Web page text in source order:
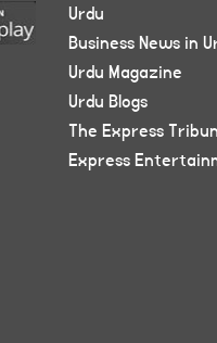
Urdu
Business News in
Urdu Magazine
Urdu Blogs
The Express
Express